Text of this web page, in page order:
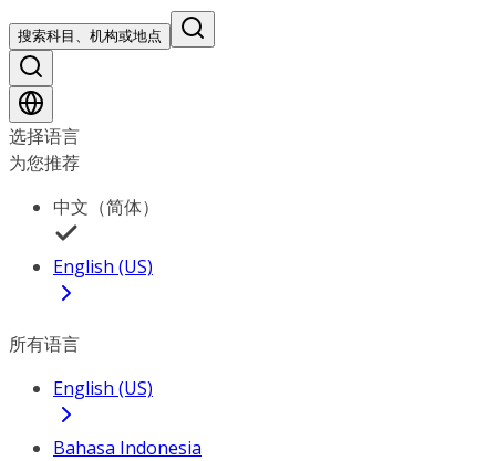
搜索科目、机构或地点
选择语言
为您推荐
中文（简体）
English (US)
所有语言
English (US)
Bahasa Indonesia